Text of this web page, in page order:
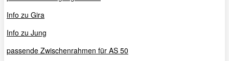
Info zu Gira
Info zu Jung
passende Zwischenrahmen für AS 50